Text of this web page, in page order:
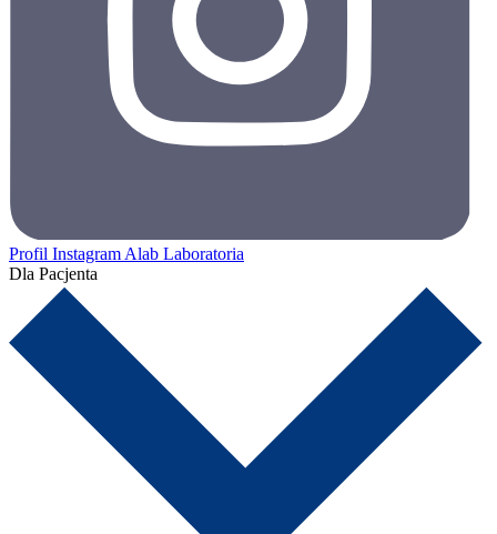
Profil Instagram Alab Laboratoria
Dla Pacjenta